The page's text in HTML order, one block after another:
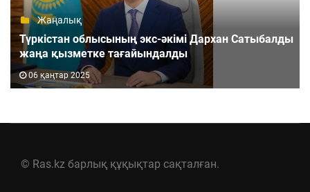
Жаңалық
Түркістан облысының экс-әкімі Дархан Сатыбалды
жаңа қызметке тағайындалды
06 қаңтар 2025
© Ras.kz барлық құқықтар сақталған.